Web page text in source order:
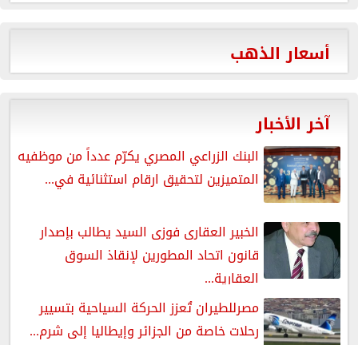
أسعار الذهب
آخر الأخبار
البنك الزراعي المصري يكرّم عدداً من موظفيه
المتميزين لتحقيق ارقام استثنائية في...
الخبير العقارى فوزى السيد يطالب بإصدار
قانون اتحاد المطورين لإنقاذ السوق
العقارية...
مصرللطيران تُعزز الحركة السياحية بتسيير
رحلات خاصة من الجزائر وإيطاليا إلى شرم...